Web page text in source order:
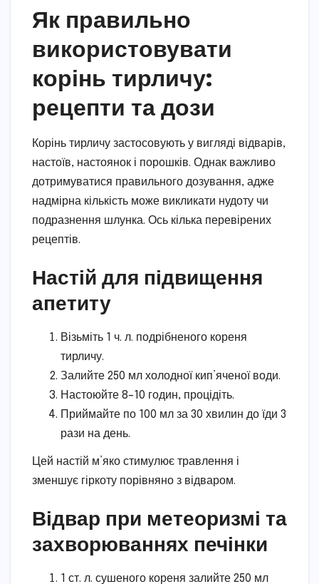
Як правильно
використовувати
корінь тирличу:
рецепти та дози
Корінь тирличу застосовують у вигляді відварів,
настоїв, настоянок і порошків. Однак важливо
дотримуватися правильного дозування, адже
надмірна кількість може викликати нудоту чи
подразнення шлунка. Ось кілька перевірених
рецептів.
Настій для підвищення
апетиту
Візьміть 1 ч. л. подрібненого кореня
тирличу.
Залийте 250 мл холодної кип’яченої води.
Настоюйте 8–10 годин, процідіть.
Приймайте по 100 мл за 30 хвилин до їди 3
рази на день.
Цей настій м’яко стимулює травлення і
зменшує гіркоту порівняно з відваром.
Відвар при метеоризмі та
захворюваннях печінки
1 ст. л. сушеного кореня залийте 250 мл